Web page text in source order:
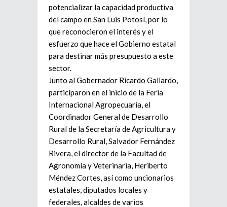
potencializar la capacidad productiva
del campo en San Luis Potosí, por lo
que reconocieron el interés y el
esfuerzo que hace el Gobierno estatal
para destinar más presupuesto a este
sector.
Junto al Gobernador Ricardo Gallardo,
participaron en el inicio de la Feria
Internacional Agropecuaria, el
Coordinador General de Desarrollo
Rural de la Secretaría de Agricultura y
Desarrollo Rural, Salvador Fernández
Rivera, el director de la Facultad de
Agronomía y Veterinaria, Heriberto
Méndez Cortes, así como uncionarios
estatales, diputados locales y
federales, alcaldes de varios